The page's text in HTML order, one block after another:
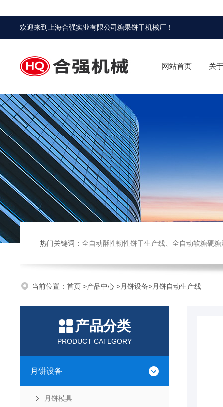
欢迎来到 上海合强实业有限公司糖果饼干机械厂 ！
网站首页 关
热门关键词： 全自动酥性韧性饼干生产线、全自动软糖硬糖浇注生产线、巧克力浇注生产线、桃酥饼干机、多功能曲奇机、热风旋
当前位置： 首页 >产品中心 >月饼设备>月饼自动生产线
产品分类
PRODUCT CATEGORY
月饼设备
月饼模具